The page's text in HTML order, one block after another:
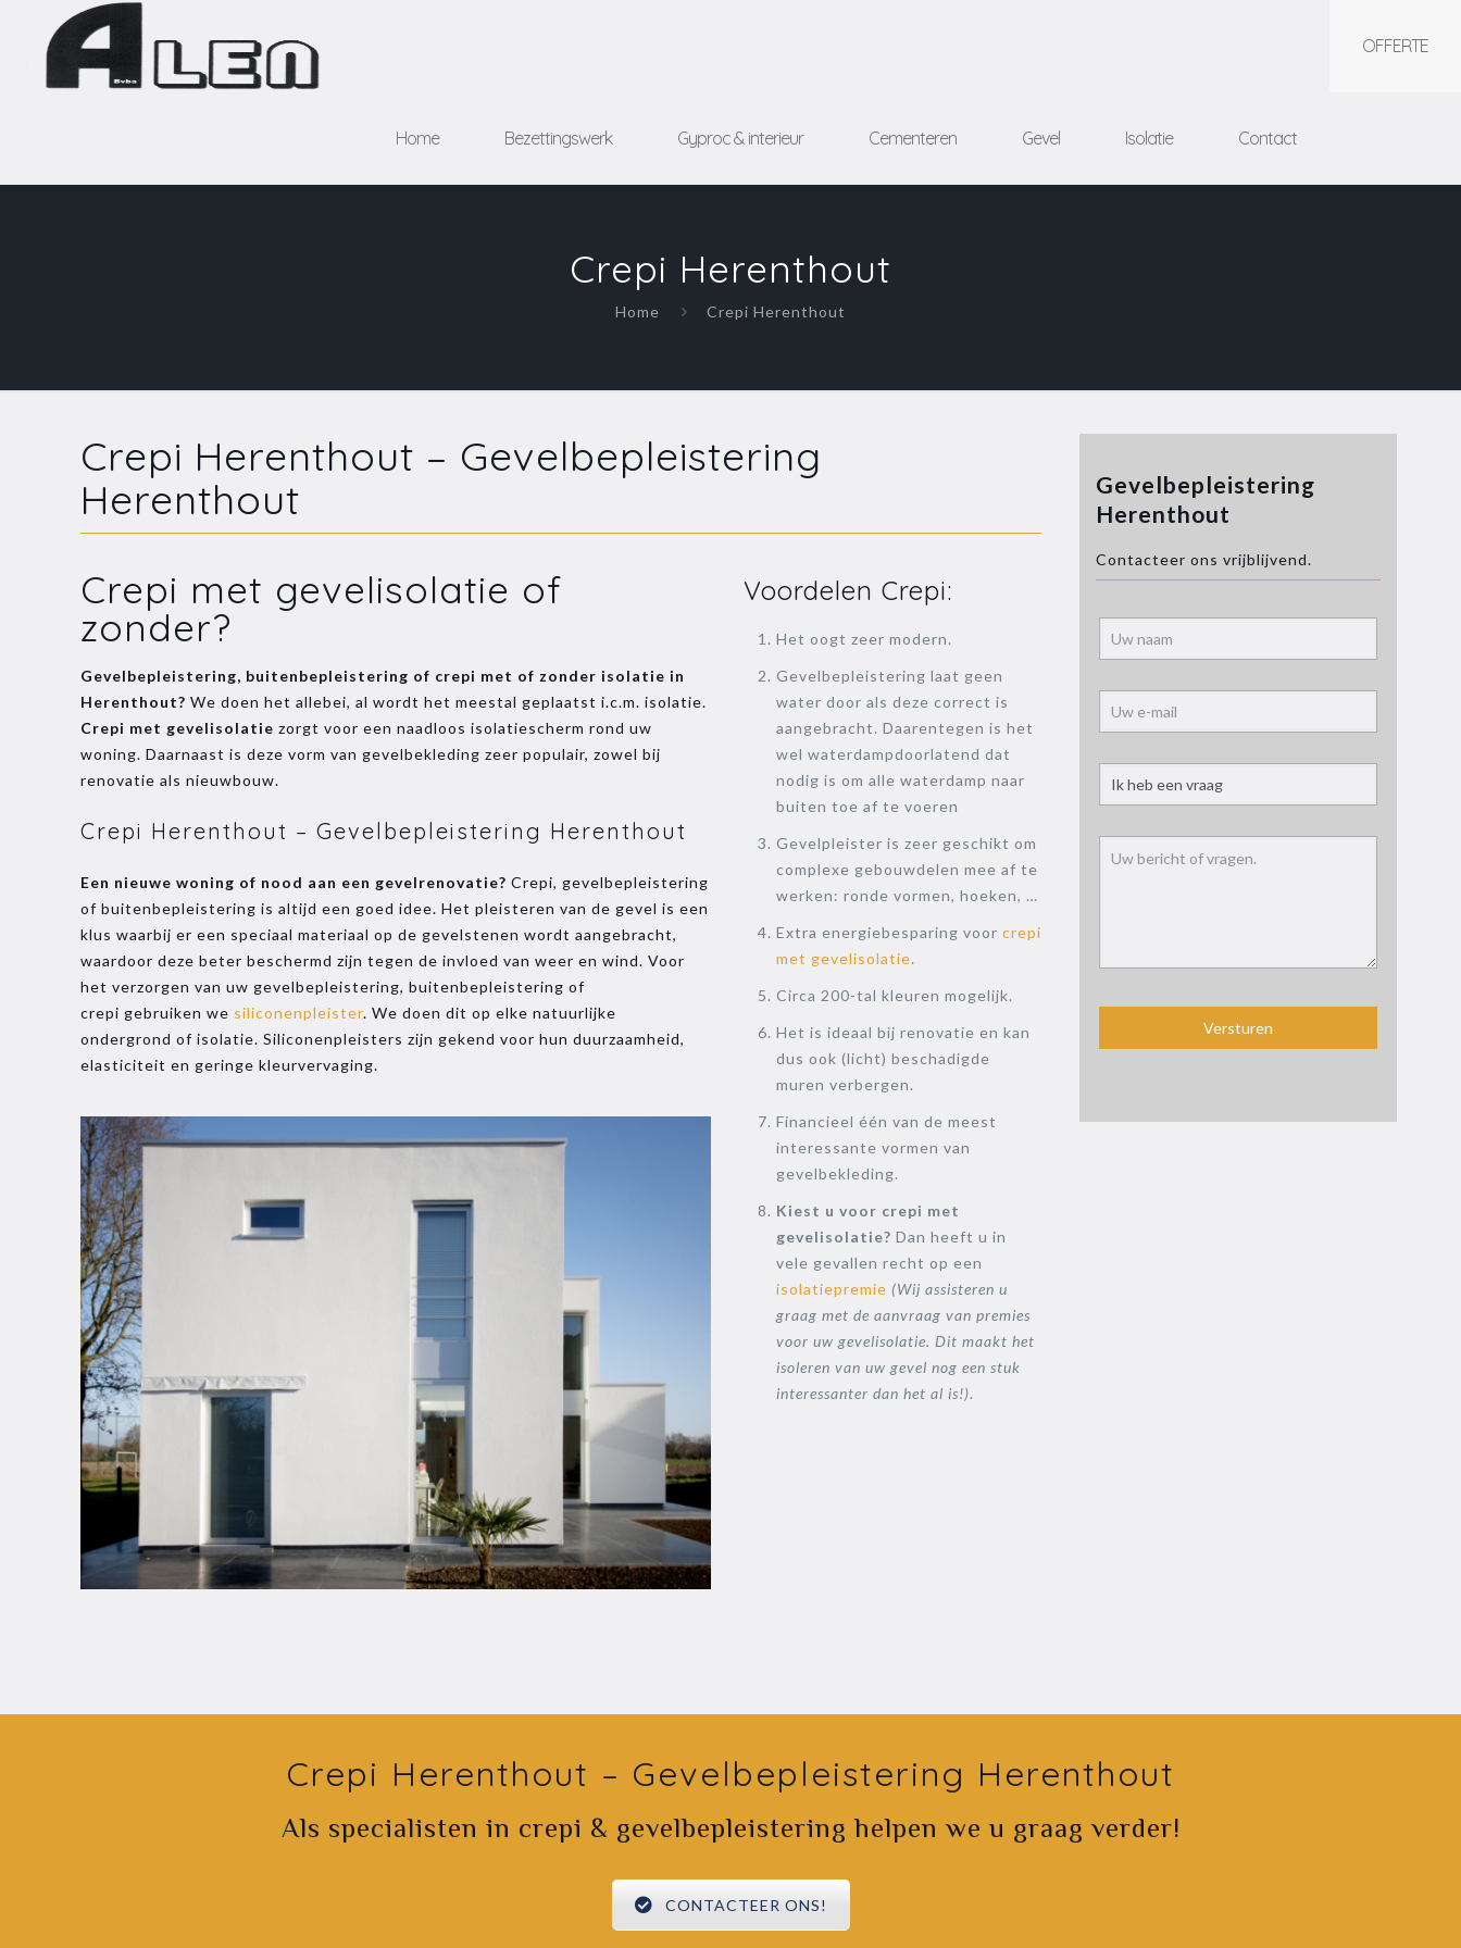
Home Bezettingswerk Gyproc & interieur Cementeren Gevel Isolatie Contact
OFFERTE
Crepi Herenthout
Home Crepi Herenthout
Crepi Herenthout – Gevelbepleistering
Herenthout
Crepi met gevelisolatie of
zonder?
Gevelbepleistering, buitenbepleistering of crepi met of zonder isolatie in
Herenthout? We doen het allebei, al wordt het meestal geplaatst i.c.m. isolatie.
Crepi met gevelisolatie zorgt voor een naadloos isolatiescherm rond uw
woning. Daarnaast is deze vorm van gevelbekleding zeer populair, zowel bij
renovatie als nieuwbouw.
Crepi Herenthout – Gevelbepleistering Herenthout
Een nieuwe woning of nood aan een gevelrenovatie?Crepi, gevelbepleistering
of buitenbepleistering is altijd een goed idee. Het pleisteren van de gevel is een
klus waarbij er een speciaal materiaal op de gevelstenen wordt aangebracht,
waardoor deze beter beschermd zijn tegen de invloed van weer en wind. Voor
het verzorgen van uw gevelbepleistering, buitenbepleistering of
crepi gebruiken we siliconenpleister. We doen dit op elke natuurlijke
ondergrond of isolatie. Siliconenpleisters zijn gekend voor hun duurzaamheid,
elasticiteit en geringe kleurvervaging.
Voordelen Crepi:
Het oogt zeer modern.
Gevelbepleistering laat geen
water door als deze correct is
aangebracht. Daarentegen is het
wel waterdampdoorlatend dat
nodig is om alle waterdamp naar
buiten toe af te voeren
Gevelpleister is zeer geschikt om
complexe gebouwdelen mee af te
werken: ronde vormen, hoeken, …
Extra energiebesparing voor crepi
met gevelisolatie.
Circa 200-tal kleuren mogelijk.
Het is ideaal bij renovatie en kan
dus ook (licht) beschadigde
muren verbergen.
Financieel één van de meest
interessante vormen van
gevelbekleding.
Kiest u voor crepi met
gevelisolatie? Dan heeft u in
vele gevallen recht op een
isolatiepremie (Wij assisteren u
graag met de aanvraag van premies
voor uw gevelisolatie. Dit maakt het
isoleren van uw gevel nog een stuk
interessanter dan het al is!).
Gevelbepleistering
Herenthout
Contacteer ons vrijblijvend.
Crepi Herenthout – Gevelbepleistering Herenthout
Als specialisten in crepi & gevelbepleistering helpen we u graag verder!
CONTACTEER ONS!